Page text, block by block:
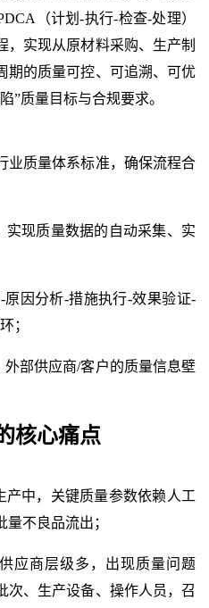
（计划-执行-检查-处理）
，实现从原材料采购、生产制
期的质量可控、可追溯、可优
”质量目标与合规要求。
业质量体系标准，确保流程合
实现质量数据的自动采集、实
原因分析-措施执行-效果验证-
；
外部供应商/客户的质量信息壁
核心痛点
产中，关键质量参数依赖人工
不良品流出；
应商层级多，出现质量问题
次、生产设备、操作人员，召